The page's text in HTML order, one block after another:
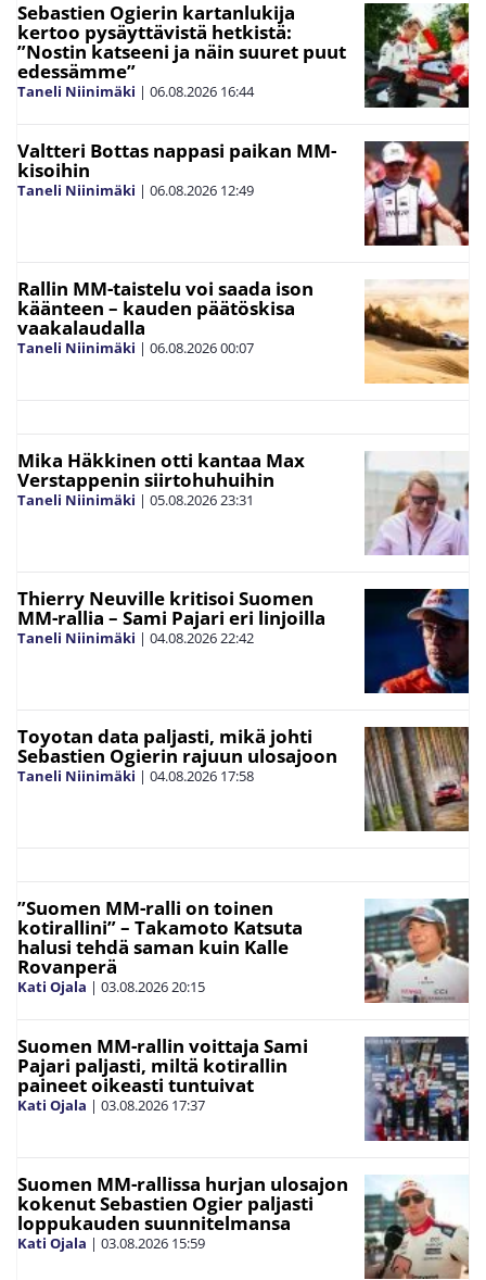
Sebastien Ogierin kartanlukija
kertoo pysäyttävistä hetkistä:
”Nostin katseeni ja näin suuret puut
edessämme”
Taneli Niinimäki | 06.08.2026 16:44
Valtteri Bottas nappasi paikan MM-
kisoihin
Taneli Niinimäki | 06.08.2026 12:49
Rallin MM-taistelu voi saada ison
käänteen – kauden päätöskisa
vaakalaudalla
Taneli Niinimäki | 06.08.202600:07
Mika Häkkinen otti kantaa Max
Verstappenin siirtohuhuihin
Taneli Niinimäki | 05.08.202623:31
Thierry Neuville kritisoi Suomen
MM-rallia – Sami Pajari eri linjoilla
Taneli Niinimäki | 04.08.202622:42
Toyotan data paljasti, mikä johti
Sebastien Ogierin rajuun ulosajoon
Taneli Niinimäki | 04.08.2026 17:58
”Suomen MM-ralli on toinen
kotirallini” – Takamoto Katsuta
halusi tehdä saman kuin Kalle
Rovanperä
Kati Ojala | 03.08.202620:15
Suomen MM-rallin voittaja Sami
Pajari paljasti, miltä kotirallin
paineet oikeasti tuntuivat
Kati Ojala | 03.08.2026 17:37
Suomen MM-rallissa hurjan ulosajon
kokenut Sebastien Ogier paljasti
loppukauden suunnitelmansa
Kati Ojala | 03.08.2026 15:59